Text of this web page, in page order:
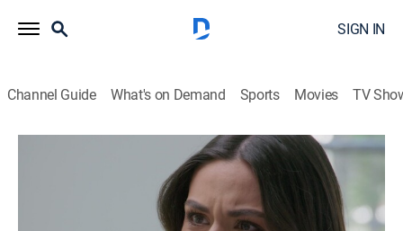
SIGN IN
Channel Guide What's on Demand Sports Movies TV
S1 E2315 | La misma moneda
Drama, Soap UNI|Univision|2026